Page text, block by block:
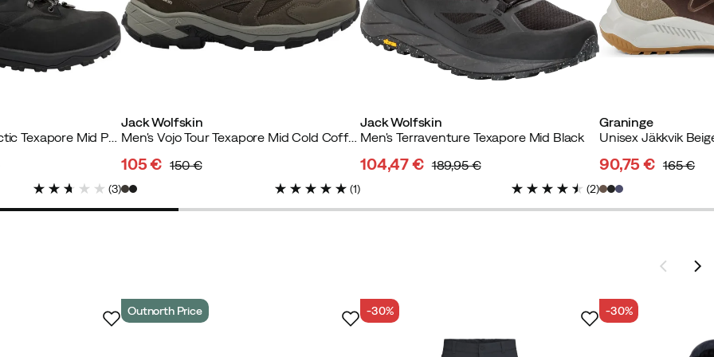
Men's Terraquest Arctic Texapore Mid Phantom
(3)
Jack Wolfskin
Men's Vojo Tour Texapore Mid Cold Coffee
discounted
price
105 €
original
price
150 €
(1)
Jack Wolfskin
Men's Terraventure Texapore Mid Black
104,47 € 189,95 €
(2)
Graninge
Unisex Jäkkvik
discounted
price
90,75 €
original
price
165 €
Outnorth Price -30% -30%